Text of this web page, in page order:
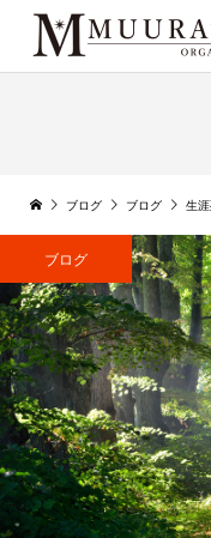
ブログ ブログ 生
ブログ